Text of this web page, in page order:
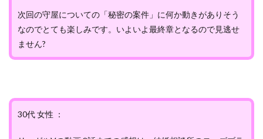
次回の守屋についての「秘密の案件」に何か動きがありそう
なのでとても楽しみです。いよいよ最終章となるので見逃せ
ません?
30代 女性 ：